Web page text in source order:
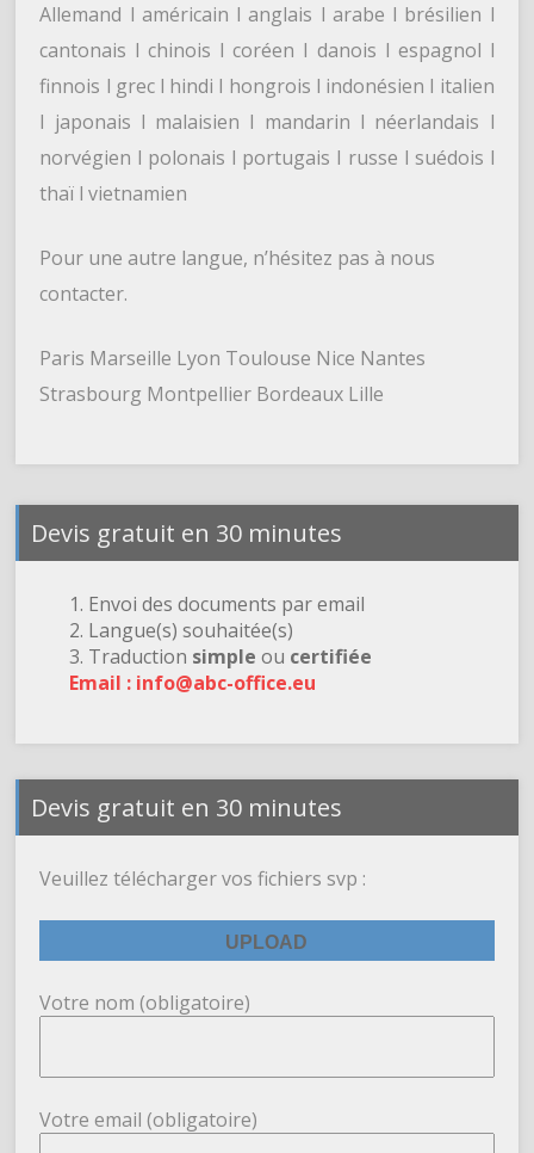
Allemand l américain l anglais l arabe l brésilien l
cantonais l chinois l coréen l danois l espagnol l
finnois l grec l hindi l hongrois l indonésien l italien
l japonais l malaisien l mandarin l néerlandais l
norvégien l polonais l portugais l russe l suédois l
thaï l vietnamien
Pour une autre langue, n’hésitez pas à nous
contacter.
Paris Marseille Lyon Toulouse Nice Nantes
Strasbourg Montpellier Bordeaux Lille
Devis gratuit en 30 minutes
1. Envoi des documents par email
2. Langue(s) souhaitée(s)
3. Traduction simple ou certifiée
Email : info@abc-office.eu
Devis gratuit en 30 minutes
Veuillez télécharger vos fichiers svp :
Votre nom (obligatoire)
Votre email (obligatoire)